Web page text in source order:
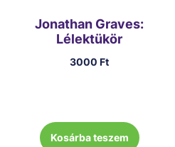
Jonathan Graves:
Lélektükör
3000Ft
Kosárba teszem